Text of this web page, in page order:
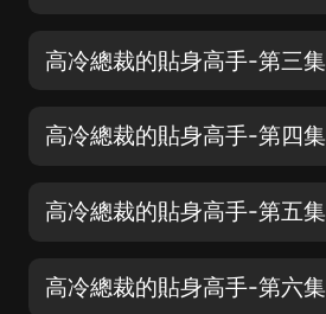
高冷總裁的貼身高手-第三集
高冷總裁的貼身高手-第四集
高冷總裁的貼身高手-第五集
高冷總裁的貼身高手-第六集